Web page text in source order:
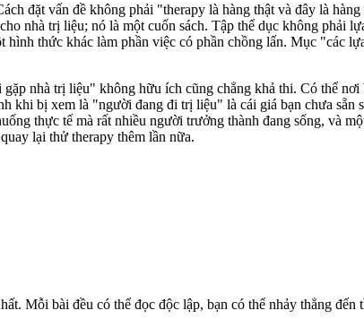
đặt vấn đề không phải "therapy là hàng thật và đây là
nhà trị liệu; nó là một cuốn sách. Tập thể dục không phải
thức khác làm phần việc có phần chồng lấn. Mục "các
nhà trị liệu" không hữu ích cũng chẳng khả thi. Có thể
khi bị xem là "người đang đi trị liệu" là cái giá bạn chưa sẵn
thực tế mà rất nhiều người trưởng thành đang sống, và
lại thử therapy thêm lần nữa.
Mỗi bài đều có thể đọc độc lập, bạn có thể nhảy thẳng